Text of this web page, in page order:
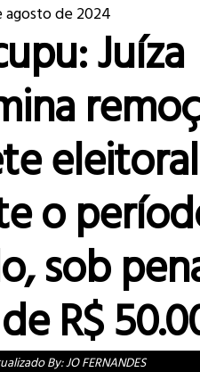
agosto de 2024
Juíza
eleitoral
o
sob
R$
By:JO FERNANDES